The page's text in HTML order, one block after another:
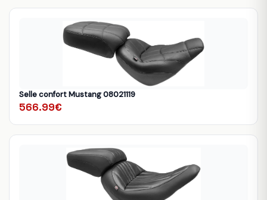
Selle confort Mustang 08021119
566.99€